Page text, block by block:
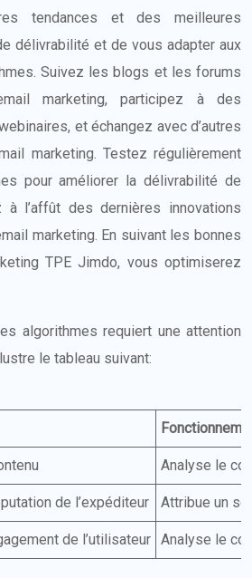
tendances et des meilleures
délivrabilité et de vous adapter aux
Suivez les blogs et les forums
marketing, participez à des
et échangez avec d’autres
marketing. Testez régulièrement
pour améliorer la délivrabilité de
l’affût des dernières innovations
marketing. En suivant les bonnes
TPE Jimdo, vous optimiserez
algorithmes requiert une attention
le tableau suivant:
Analyse le
de l’expéditeur Attribue un
de l’utilisateur Analyse le